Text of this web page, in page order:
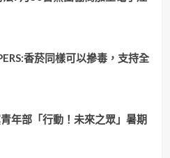
香菸同樣可以摻毒，支持全
年部「行動！未來之眾」暑期